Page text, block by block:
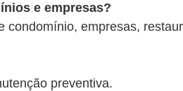
e empresas?
empresas,
preventiva.